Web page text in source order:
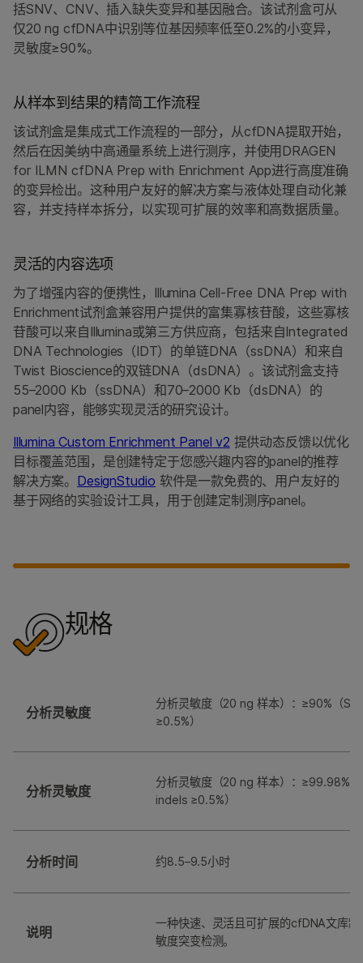
括SNV、CNV、插入缺失变异和基因融合。该试剂盒可从
仅20 ng cfDNA中识别等位基因频率低至0.2%的小变异，
灵敏度≥90%。
从样本到结果的精简工作流程
该试剂盒是集成式工作流程的一部分，从cfDNA提取开始，
然后在因美纳中高通量系统上进行测序，并使用DRAGEN
for ILMN cfDNA Prep with Enrichment App进行高度准确
的变异检出。这种用户友好的解决方案与液体处理自动化兼
容，并支持样本拆分，以实现可扩展的效率和高数据质量。
灵活的内容选项
为了增强内容的便携性，Illumina Cell-Free DNA Prep with
Enrichment试剂盒兼容用户提供的富集寡核苷酸，这些寡核
苷酸可以来自Illumina或第三方供应商，包括来自Integrated
DNA Technologies（IDT）的单链DNA（ssDNA）和来自
Twist Bioscience的双链DNA（dsDNA）。该试剂盒支持
55–2000 Kb（ssDNA）和70–2000 Kb（dsDNA）的
panel内容，能够实现灵活的研究设计。
Illumina Custom Enrichment Panel v2 提供动态反馈以优化
目标覆盖范围，是创建特定于您感兴趣内容的panel的推荐
解决方案。 DesignStudio 软件是一款免费的、用户友好的
基于网络的实验设计工具，用于创建定制测序panel。
规格
分析灵敏度
分析灵敏度（20 ng 样本）：≥90%（
≥0.5%）
分析灵敏度
分析灵敏度（20 ng 样本）：≥99.98%
indels ≥0.5%）
分析时间 约8.5–9.5小时
说明
一种快速、灵活且可扩展的cfDNA文库
敏度突变检测。